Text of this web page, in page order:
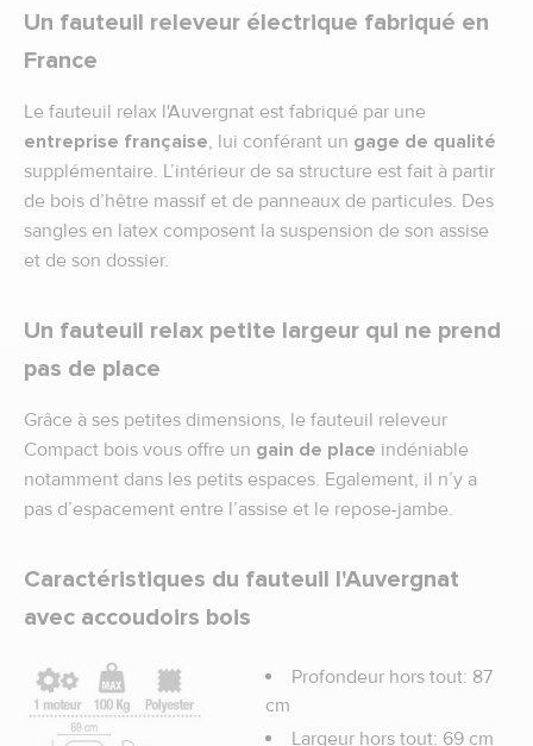
Un fauteuil releveur électrique fabriqué en
France
Le fauteuil relax l'Auvergnat est fabriqué par une
entreprise française, lui conférant un gage de qualité
supplémentaire. L’intérieur de sa structure est fait à partir
de bois d’hêtre massif et de panneaux de particules. Des
sangles en latex composent la suspension de son assise
et de son dossier.
Un fauteuil relax petite largeur qui ne prend
pas de place
Grâce à ses petites dimensions, le fauteuil releveur
Compact bois vous offre un gain de place indéniable
notamment dans les petits espaces. Egalement, il n’y a
pas d’espacement entre l’assise et le repose-jambe.
Caractéristiques du fauteuil l'Auvergnat
avec accoudoirs bois
Profondeur hors tout: 87
cm
Largeur hors tout: 69 cm